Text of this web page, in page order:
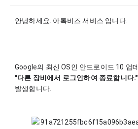
안녕하세요. 아톡비즈 서비스 입니다.
"다른 장비에서 로그인하여 종료합니다."
발생합니다.